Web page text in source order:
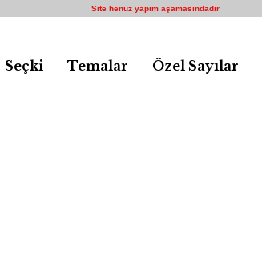
Site henüz yapım aşamasındadır
Seçki Temalar Özel Sayılar